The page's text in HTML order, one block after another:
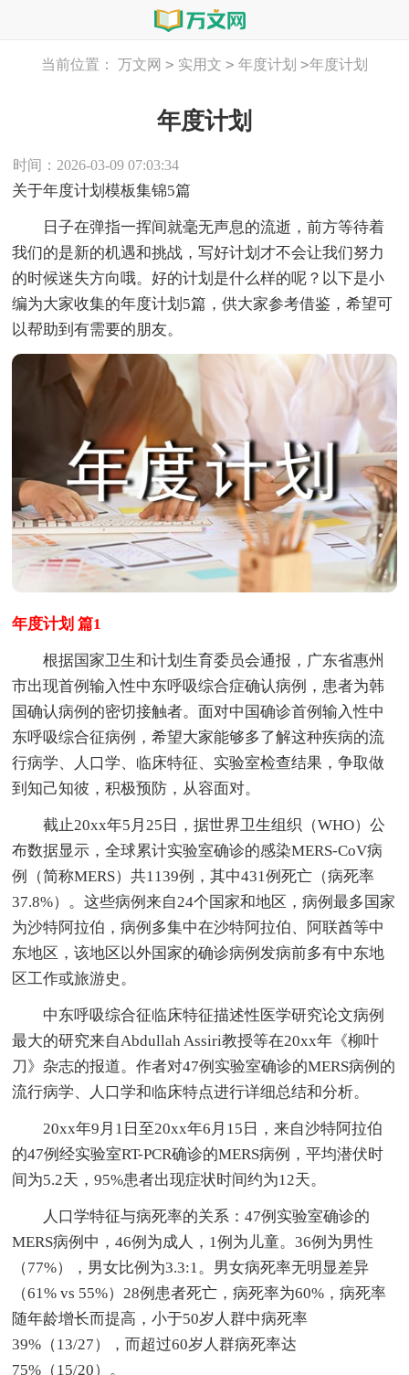
当前位置： 万文网 > 实用文 > 年度计划 >年度计划
年度计划
时间：2026-03-09 07:03:34
关于年度计划模板集锦5篇
日子在弹指一挥间就毫无声息的流逝，前方等待着
我们的是新的机遇和挑战，写好计划才不会让我们努力
的时候迷失方向哦。好的计划是什么样的呢？以下是小
编为大家收集的年度计划5篇，供大家参考借鉴，希望可
以帮助到有需要的朋友。
年度计划 篇1
根据国家卫生和计划生育委员会通报，广东省惠州
市出现首例输入性中东呼吸综合症确认病例，患者为韩
国确认病例的密切接触者。面对中国确诊首例输入性中
东呼吸综合征病例，希望大家能够多了解这种疾病的流
行病学、人口学、临床特征、实验室检查结果，争取做
到知己知彼，积极预防，从容面对。
截止20xx年5月25日，据世界卫生组织（WHO）公
布数据显示，全球累计实验室确诊的感染MERS-CoV病
例（简称MERS）共1139例，其中431例死亡（病死率
37.8%）。这些病例来自24个国家和地区，病例最多国家
为沙特阿拉伯，病例多集中在沙特阿拉伯、阿联酋等中
东地区，该地区以外国家的确诊病例发病前多有中东地
区工作或旅游史。
中东呼吸综合征临床特征描述性医学研究论文病例
最大的研究来自Abdullah Assiri教授等在20xx年《柳叶
刀》杂志的报道。作者对47例实验室确诊的MERS病例的
流行病学、人口学和临床特点进行详细总结和分析。
20xx年9月1日至20xx年6月15日，来自沙特阿拉伯
的47例经实验室RT-PCR确诊的MERS病例，平均潜伏时
间为5.2天，95%患者出现症状时间约为12天。
人口学特征与病死率的关系：47例实验室确诊的
MERS病例中，46例为成人，1例为儿童。36例为男性
（77%），男女比例为3.3:1。男女病死率无明显差异
（61% vs 55%）28例患者死亡，病死率为60%，病死率
随年龄增长而提高，小于50岁人群中病死率
39%（13/27），而超过60岁人群病死率达
75%（15/20）。